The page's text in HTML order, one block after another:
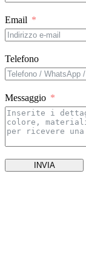
Email
Telefono
Messaggio
INVIA